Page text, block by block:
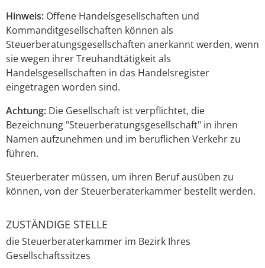
Hinweis: Offene Handelsgesellschaften und
Kommanditgesellschaften können als
Steuerberatungsgesellschaften anerkannt werden, wenn
sie wegen ihrer Treuhandtätigkeit als
Handelsgesellschaften in das Handelsregister
eingetragen worden sind.
Achtung: Die Gesellschaft ist verpflichtet, die
Bezeichnung "Steuerberatungsgesellschaft" in ihren
Namen aufzunehmen und im beruflichen Verkehr zu
führen.
Steuerberater müssen, um ihren Beruf ausüben zu
können, von der Steuerberaterkammer bestellt werden.
ZUSTÄNDIGE STELLE
die Steuerberaterkammer im Bezirk Ihres
Gesellschaftssitzes